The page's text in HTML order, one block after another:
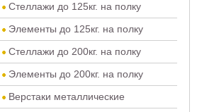
Стеллажи до 125кг. на полку
Элементы до 125кг. на полку
Стеллажи до 200кг. на полку
Элементы до 200кг. на полку
Верстаки металлические